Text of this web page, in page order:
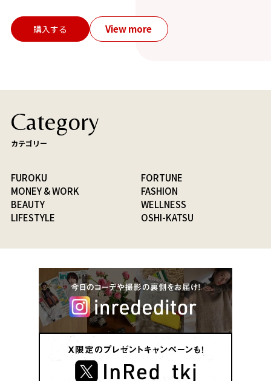
購入する View more
Category
カテゴリー
FUROKU
FORTUNE
MONEY & WORK
FASHION
BEAUTY
WELLNESS
LIFESTYLE
OSHI-KATSU